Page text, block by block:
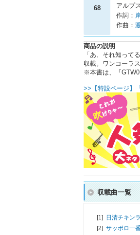
68
アルプ
作詞：
作曲：
商品の説明
「あ、それ知って
収載。ワンコーラ
※本書は、『
>>【特設ページ】
収載曲一覧
[1]
日清チキン
[2] サッポロ一